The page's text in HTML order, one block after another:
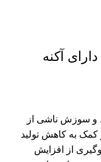
آکنه
جوش 2-کاهش درد و سوزش ناشی از
و کمک به کاهش تولید
خاصیت ضد التهابی 5-جلوگیری از افزایش